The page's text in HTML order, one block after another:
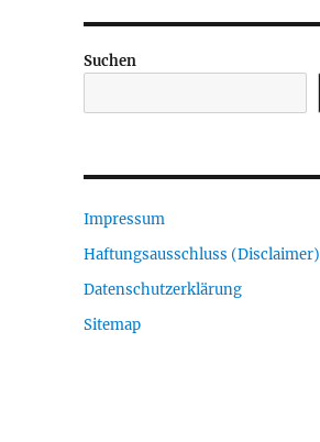
Suchen
Impressum
Haftungsausschluss (Disclaimer)
Datenschutzerklärung
Sitemap